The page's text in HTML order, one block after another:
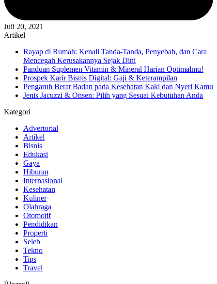
Juli 20, 2021
Artikel
Rayap di Rumah: Kenali Tanda-Tanda, Penyebab, dan Cara
Mencegah Kerusakannya Sejak Dini
Panduan Suplemen Vitamin & Mineral Harian Optimalmu!
Prospek Karir Bisnis Digital: Gaji & Keterampilan
Pengaruh Berat Badan pada Kesehatan Kaki dan Nyeri Kamu
Jenis Jacuzzi & Onsen: Pilih yang Sesuai Kebutuhan Anda
Kategori
Advertorial
Artikel
Bisnis
Edukasi
Gaya
Hiburan
Internasional
Kesehatan
Kuliner
Olahraga
Otomotif
Pendidikan
Properti
Seleb
Tekno
Tips
Travel